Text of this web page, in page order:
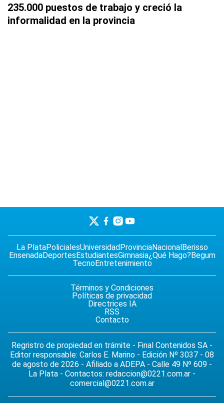
235.000 puestos de trabajo y creció la
informalidad en la provincia
La PlataPolicialesUniversidadProvinciaNacionalBerisso
EnsenadaDeportesEstudiantesGimnasia¿Qué Hago?Begum
TecnoEntretenimiento
Términos y Condiciones
Políticas de privacidad
Directrices IA
RSS
Contacto
Regristro de propiedad en trámite - Final Contenidos SA -
Editor responsable: Carlos E. Marino - Edición Nº 3037 - 08
de agosto de 2026 - Afiliado a ADEPA - Calle 49 Nº 609 -
La Plata - Contactos: redaccion@0221.com.ar -
comercial@0221.com.ar